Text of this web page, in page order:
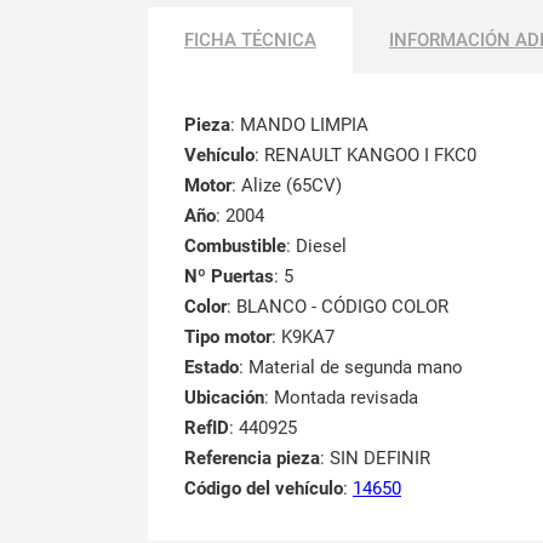
FICHA TÉCNICA INFORMACIÓN
Pieza: MANDO LIMPIA
Vehículo: RENAULT KANGOO I FKC0
Motor: Alize (65CV)
Año: 2004
Combustible: Diesel
Nº Puertas: 5
Color: BLANCO - CÓDIGO COLOR
Tipo motor: K9KA7
Estado: Material de segunda mano
Ubicación: Montada revisada
RefID: 440925
Referencia pieza: SIN DEFINIR
Código del vehículo: 14650